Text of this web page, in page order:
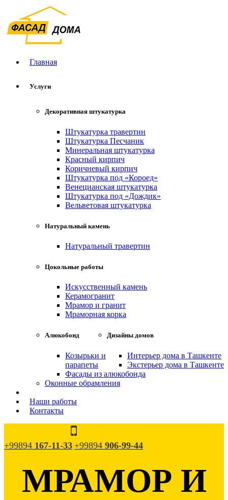
Главная
Услуги
Декоративная штукатурка
Штукатурка травертин
Штукатурка Песчаник
Минеральная штукатурка
Красный кирпич
Коричневый кирпич
Штукатурка под «Короед»
Венецианская штукатурка
Штукатурка под «Дождик»
Вельветовая штукатурка
Натуральный камень
Натуральный травертин
Цокольные работы
Искусственный камень
Керамогранит
Мрамор и гранит
Мраморная корка
Дизайны домов
Интерьер дома в Ташкенте
Экстерьер дома в Ташкенте
Алюкобонд
Козырьки и
парапеты
Фасады из алюкобонда
Оконные обрамления
Наши работы
Контакты
+99894 167-11-33 +99894 906-99-44
МРАМОР И